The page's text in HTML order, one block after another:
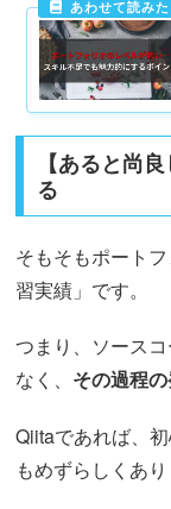
【あると尚
る
そもそもポート
習実績」です。
つまり、ソース
なく、 その過程
Qiitaであれば、
もめずらしくあり